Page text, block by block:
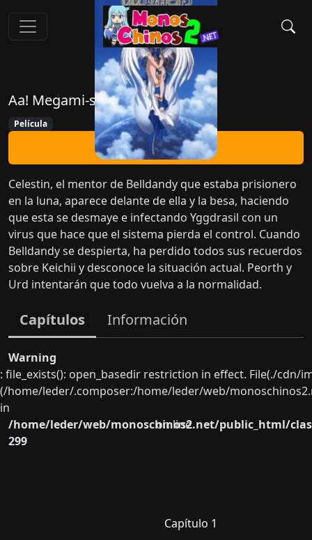
Aa! Megami-sama! Movie
Película
Ver Ahora
Celestin, el mentor de Belldandy que estaba prisionero
en la luna, aparece delante de ella y la besa, haciendo
que esta se desmaye e infectando Yggdrasil con un
virus que hace que el sistema pierda el control. Cuando
Belldandy se despierta, ha perdido todos sus recuerdos
sobre Keichii y desconoce la situación actual. Peorth y
Urd intentarán que todo vuelva a la normalidad.
Capítulos Información
Warning
: file_exists(): open_basedir restriction in effect. File(./
(/home/leder/.composer:/home/leder/web/
in
/home/leder/web/monoschinos2.net/public_html/
on line
299
Capítulo 1